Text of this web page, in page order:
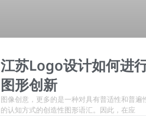
江苏Logo设计如何进
图形创新
图像创意，更多的是一种对具有普适性和普遍
的认知方式的创造性图形语汇。因此，在应